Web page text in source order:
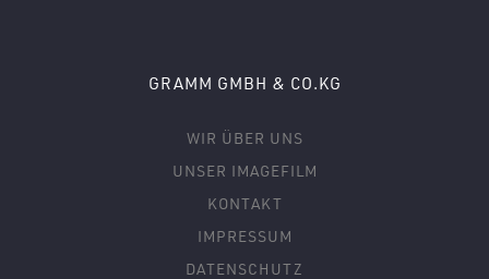
GRAMM GMBH & CO.KG
WIR ÜBER UNS
UNSER IMAGEFILM
KONTAKT
IMPRESSUM
DATENSCHUTZ